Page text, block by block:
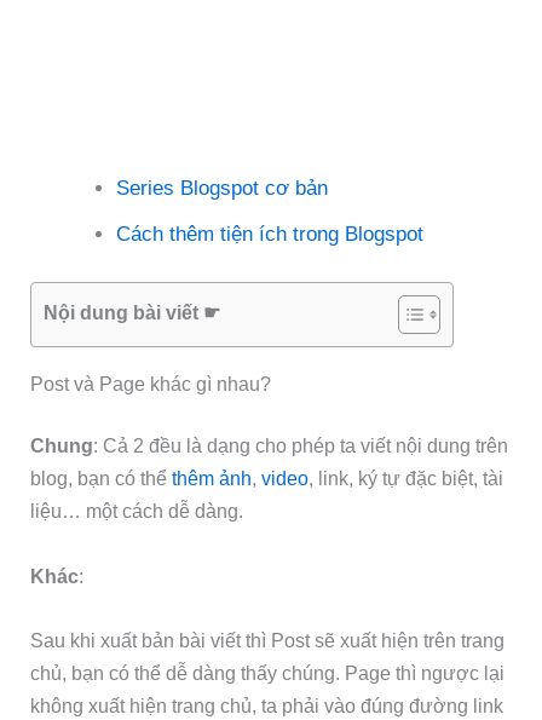
Series Blogspot cơ bản
Cách thêm tiện ích trong Blogspot
Nội dung bài viết ☛
Post và Page khác gì nhau?
Chung: Cả 2 đều là dạng cho phép ta viết nội dung trên
blog, bạn có thểthêm ảnh,video, link, ký tự đặc biệt, tài
liệu… một cách dễ dàng.
Khác:
Sau khi xuất bản bài viết thì Post sẽ xuất hiện trên trang
chủ, bạn có thể dễ dàng thấy chúng. Page thì ngược lại
không xuất hiện trang chủ, ta phải vào đúng đường link